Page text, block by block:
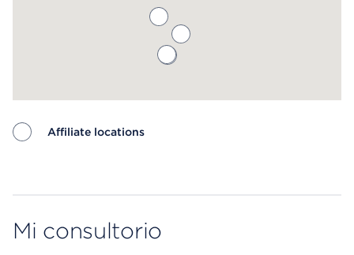
Affiliate locations
Mi consultorio